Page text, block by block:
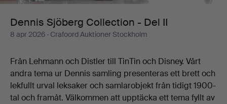
Dennis Sjöberg Collection - Del II
8 apr 2026 · Crafoord Auktioner Stockholm
Från Lehmann och Distler till TinTin och Disney. Vårt
andra tema ur Dennis samling presenteras ett brett och
lekfullt urval leksaker och samlarobjekt från tidigt 1900-
tal och framåt. Välkommen att upptäcka ett tema fyllt av